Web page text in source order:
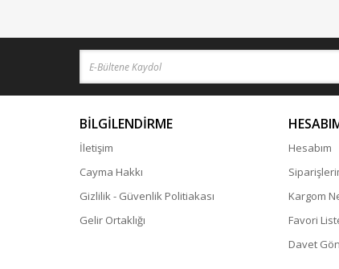
BİLGİLENDİRME
İletişim
Cayma Hakkı
Gizlilik - Güvenlik Politiakası
Gelir Ortaklığı
Hesabım
Kargom
Favori
Davet